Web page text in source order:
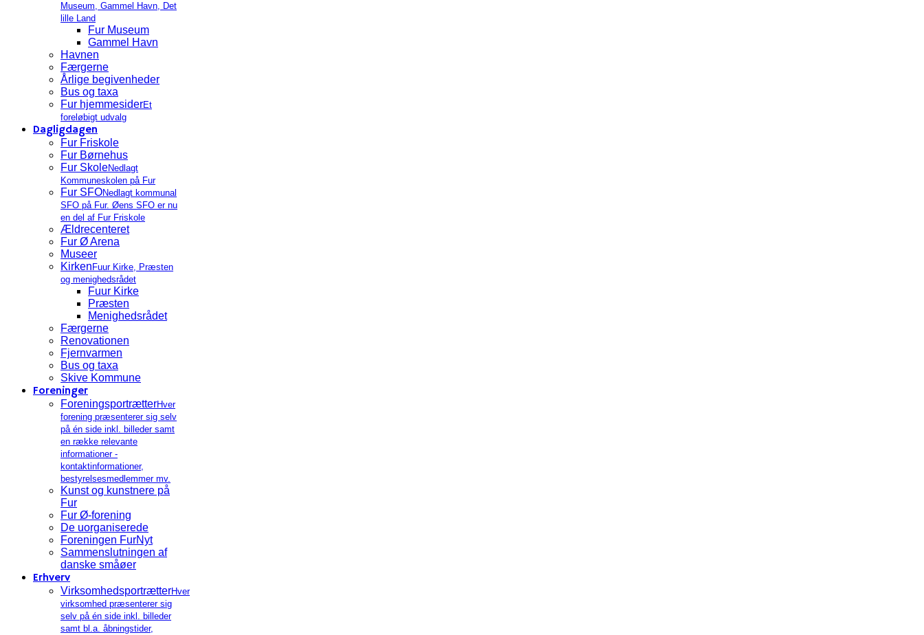
Museum, Gammel Havn, Det
lille Land
Fur Museum
Gammel Havn
Havnen
Færgerne
Årlige begivenheder
Bus og taxa
Fur hjemmesiderEt
foreløbigt udvalg
Dagligdagen
Fur Friskole
Fur Børnehus
Fur SkoleNedlagt
Kommuneskolen på Fur
Fur SFONedlagt kommunal
SFO på Fur. Øens SFO er nu
en del af Fur Friskole
Ældrecenteret
Fur Ø Arena
Museer
Kirken Fuur Kirke, Præsten
og menighedsrådet
Fuur Kirke
Præsten
Menighedsrådet
Færgerne
Renovationen
Fjernvarmen
Bus og taxa
Skive Kommune
Foreninger
ForeningsportrætterHver
forening præsenterer sig selv
på én side inkl. billeder samt
en række relevante
informationer -
kontaktinformationer,
bestyrelsesmedlemmer mv.
Kunst og kunstnere på
Fur
Fur Ø-forening
De uorganiserede
Foreningen FurNyt
Sammenslutningen af
danske småøer
Erhverv
VirksomhedsportrætterHver
virksomhed præsenterer sig
selv på én side inkl. billeder
samt bl.a. åbningstider,